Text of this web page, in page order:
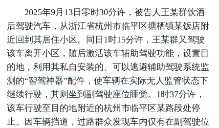
2025年9月13日零时30分许，被告人王某群饮酒
后驾驶汽车，从浙江省杭州市临平区塘栖镇某饭店附
近回到其居住小区。同日1时15分许，王某群又驾驶
该车离开小区，随后激活该车辅助驾驶功能，设置目
的地，利用其私自安装的、可以逃避辅助驾驶系统监
测的“智驾神器”配件，使车辆在实际无人监管状态下
继续行驶，其则坐到副驾驶座位睡觉。1时37分许，
该车行驶至目的地附近的杭州市临平区某路段处停
止。因车辆挡道，过路群众发现车内仅有在副驾驶位